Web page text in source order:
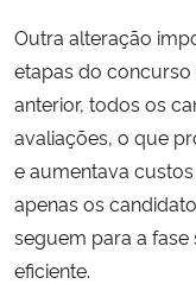
Outra alteração
etapas do concurso
anterior, todos os
avaliações, o que
e aumentava
apenas os
seguem para a
eficiente.